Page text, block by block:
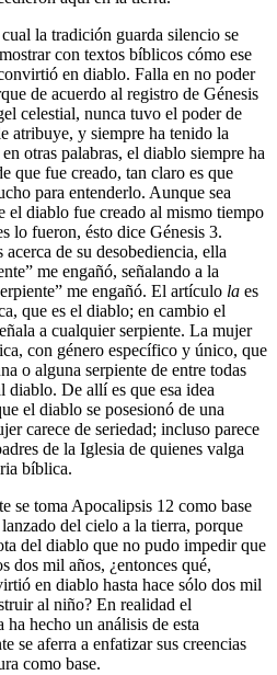
la tradición guarda silencio se
con textos bíblicos cómo ese
en diablo. Falla en no poder
de acuerdo al registro de Génesis
celestial, nunca tuvo el poder de
atribuye, y siempre ha tenido la
otras palabras, el diablo siempre ha
que fue creado, tan claro es que
para entenderlo. Aunque sea
el diablo fue creado al mismo tiempo
lo fueron, ésto dice Génesis 3.
de su desobediencia, ella
me engañó, señalando a la
me engañó. El artículo la es
que es el diablo; en cambio el
a cualquier serpiente. La mujer
con género específico y único, que
o alguna serpiente de entre todas
diablo. De allí es que esa idea
el diablo se posesionó de una
carece de seriedad; incluso parece
de la Iglesia de quienes valga
bíblica.
se toma Apocalipsis 12 como base
del cielo a la tierra, porque
del diablo que no pudo impedir que
dos mil años, ¿entonces qué,
en diablo hasta hace sólo dos mil
al niño? En realidad el
hecho un análisis de esta
se aferra a enfatizar sus creencias
como base.